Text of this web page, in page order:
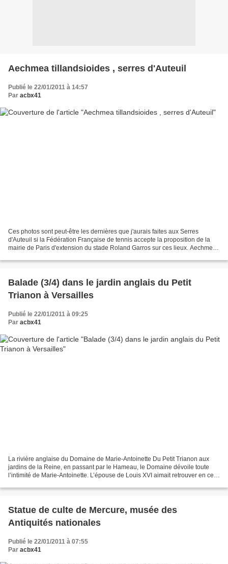
Aechmea tillandsioides , serres d'Auteuil
Publié le 22/01/2011 à 14:57
Par acbx41
Ces photos sont peut-être les dernières que j'aurais faites aux Serres
d'Auteuil si la Fédération Française de tennis accepte la proposition de la
mairie de Paris d'extension du stade Roland Garros sur ces lieux. Aechmea
Balade (3/4) dans le jardin anglais du Petit
Trianon à Versailles
Publié le 22/01/2011 à 09:25
Par acbx41
La rivière anglaise du Domaine de Marie-Antoinette Du Petit Trianon aux
jardins de la Reine, en passant par le Hameau, le Domaine dévoile toute
l’intimité de Marie-Antoinette. L’épouse de Louis XVI aimait retrouver en ces
Statue de culte de Mercure, musée des
Antiquités nationales
Publié le 22/01/2011 à 07:55
Par acbx41